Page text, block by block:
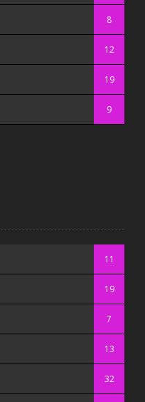
8
12
19
9
11
19
7
13
32